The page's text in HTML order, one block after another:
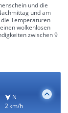
und die
und am
Temperaturen
wolkenlosen
zwischen 9
N
2 km/h